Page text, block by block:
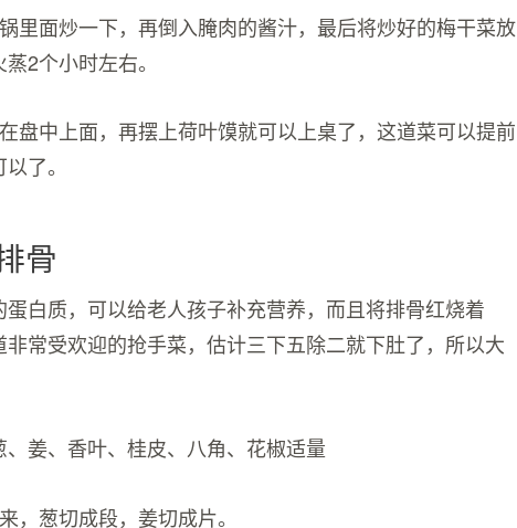
里面炒一下，再倒入腌肉的酱汁，最后将炒好的梅干菜放
2个小时左右。
盘中上面，再摆上荷叶馍就可以上桌了，这道菜可以提前
了。
骨
白质，可以给老人孩子补充营养，而且将排骨红烧着
常受欢迎的抢手菜，估计三下五除二就下肚了，所以大
、姜、香叶、桂皮、八角、花椒适量
，葱切成段，姜切成片。